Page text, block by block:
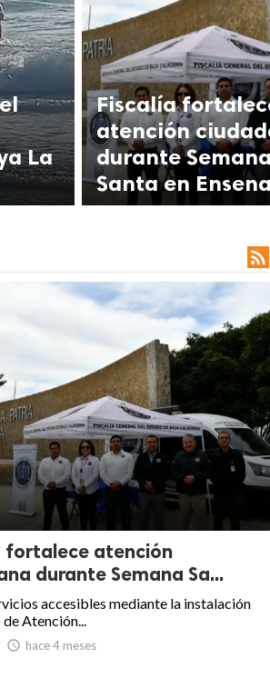
La
Fiscalía
atención
durante
Santa en

fortalece atención
durante Semana Sa...
accesibles mediante la instalación
Atención...
 hace 4 meses